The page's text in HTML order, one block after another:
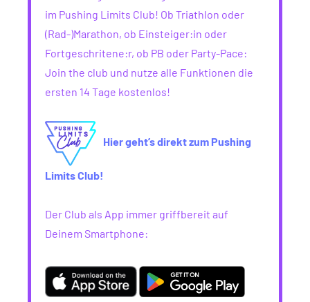
im Pushing Limits Club! Ob Triathlon oder
(Rad-)Marathon, ob Einsteiger:in oder
Fortgeschritene:r, ob PB oder Party-Pace:
Join the club und nutze alle Funktionen die
ersten 14 Tage kostenlos!
Hier geht’s direkt zum Pushing
Limits Club!
Der Club als App immer griffbereit auf
Deinem Smartphone: